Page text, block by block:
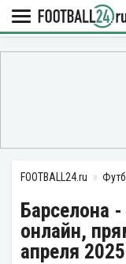
FOOTBALL24.ru
Барселона
онлайн,
апреля 2025